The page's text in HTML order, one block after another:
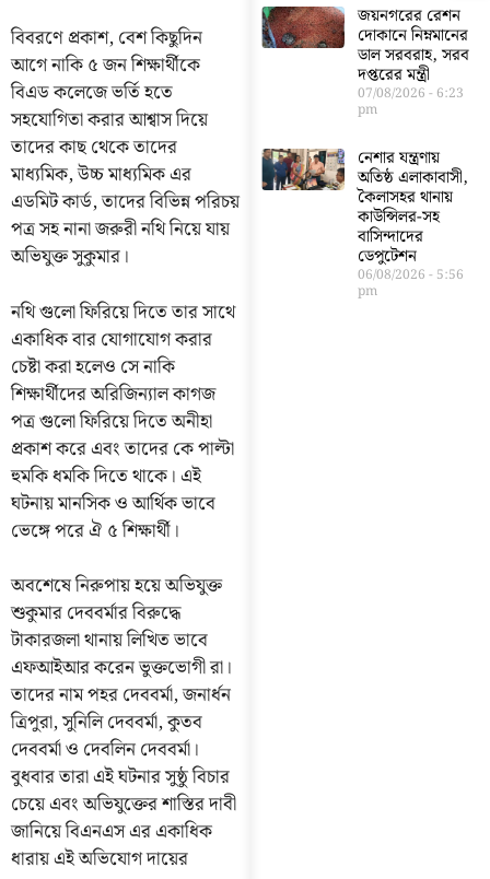
বিবরণে প্রকাশ, বেশ কিছুদিন
আগে নাকি ৫ জন শিক্ষার্থীকে
বিএড কলেজে ভর্তি হতে
সহযোগিতা করার আশ্বাস দিয়ে
তাদের কাছ থেকে তাদের
মাধ্যমিক, উচ্চ মাধ্যমিক এর
এডমিট কার্ড, তাদের বিভিন্ন পরিচয়
পত্র সহ নানা জরুরী নথি নিয়ে যায়
অভিযুক্ত সুকুমার।
নথি গুলো ফিরিয়ে দিতে তার সাথে
একাধিক বার যোগাযোগ করার
চেষ্টা করা হলেও সে নাকি
শিক্ষার্থীদের অরিজিন্যাল কাগজ
পত্র গুলো ফিরিয়ে দিতে অনীহা
প্রকাশ করে এবং তাদের কে পাল্টা
হুমকি ধমকি দিতে থাকে। এই
ঘটনায় মানসিক ও আর্থিক ভাবে
ভেঙ্গে পরে ঐ ৫ শিক্ষার্থী।
অবশেষে নিরুপায় হয়ে অভিযুক্ত
শুকুমার দেববর্মার বিরুদ্ধে
টাকারজলা থানায় লিখিত ভাবে
এফআইআর করেন ভুক্তভোগী রা।
তাদের নাম পহর দেববর্মা, জনার্ধন
ত্রিপুরা, সুনিলি দেববর্মা, কুতব
দেববর্মা ও দেবলিন দেববর্মা।
বুধবার তারা এই ঘটনার সুষ্ঠু বিচার
চেয়ে এবং অভিযুক্তের শাস্তির দাবী
জানিয়ে বিএনএস এর একাধিক
ধারায় এই অভিযোগ দায়ের
জয়নগরের রেশন
দোকানে নিম্নমানের
ডাল সরবরাহ, সরব
দপ্তরের মন্ত্রী
07/08/2026 6:23
pm
নেশার যন্ত্রণায়
অতিষ্ঠ এলাকাবাসী,
কৈলাসহর থানায়
কাউন্সিলর-সহ
বাসিন্দাদের
ডেপুটেশন
06/08/2026 5:56
pm